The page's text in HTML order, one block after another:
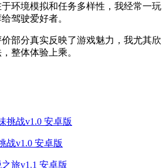
环境模拟和任务多样性，我经常一玩
驾驶爱好者。
部分真实反映了游戏魅力，我尤其欣
整体体验上乘。
战v1.0 安卓版